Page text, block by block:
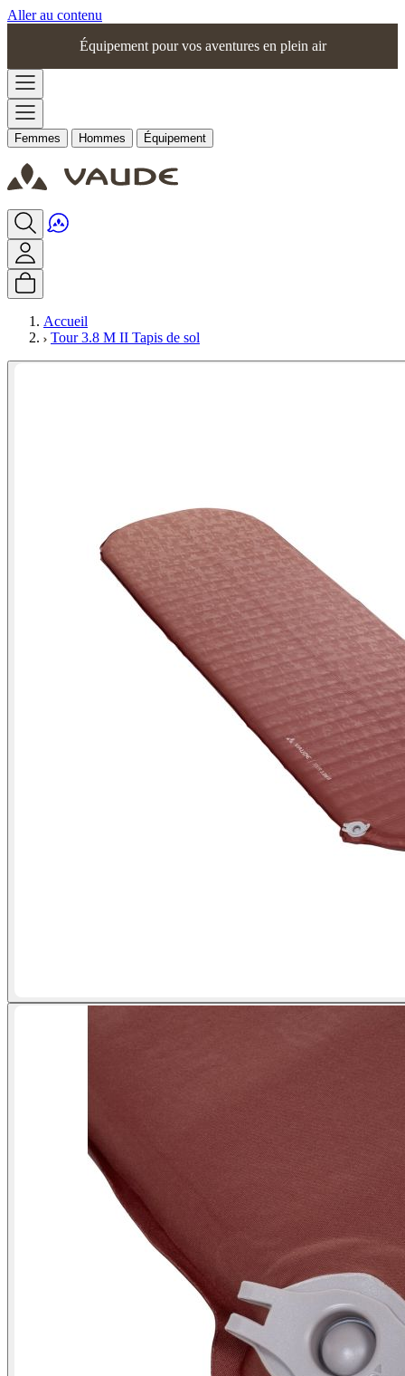
Aller au contenu
Équipement pour vos aventures en plein air
Femmes Hommes Équipement
Accueil
Tour 3.8 M II Tapis de sol